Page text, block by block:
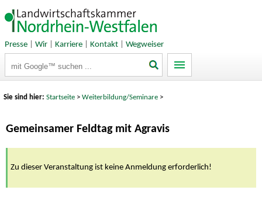
Presse| Wir| Karriere| Kontakt| Wegweiser
Sie sind hier:Startseite >Weiterbildung/Seminare >
Gemeinsamer Feldtag mit Agravis
Zu dieser Veranstaltung ist keine Anmeldung erforderlich!